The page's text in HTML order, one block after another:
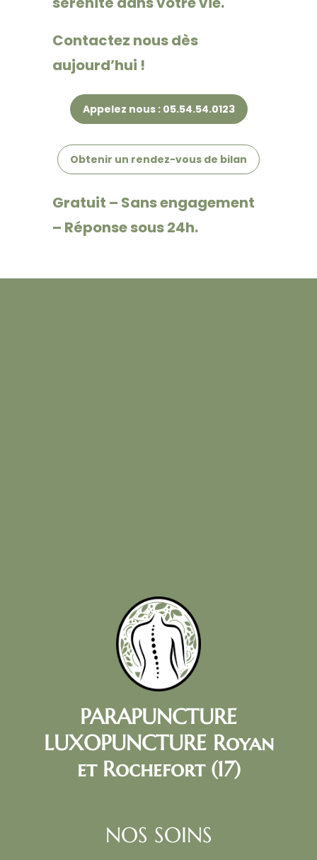
Contactez nous dès
aujourd’hui !
Appelez nous : 05.54.54.0123
Obtenir un rendez-vous de bilan
Gratuit – Sans engagement
– Réponse sous 24h.
PARAPUNCTURE
LUXOPUNCTURE Royan
et Rochefort (17)
NOS SOINS